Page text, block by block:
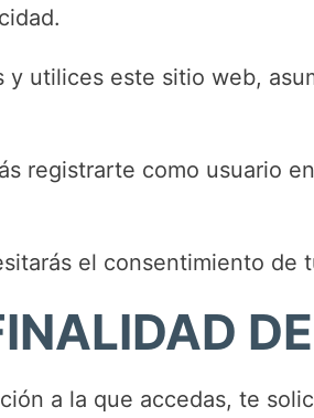
y utilices este sitio web,
registrarte como usuario
el consentimiento
a la que accedas, te